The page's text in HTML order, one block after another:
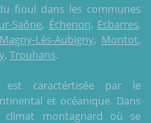
fioul dans les communes
Saône, Échenon, Esbarres,
Magny-Lès-Aubigny, Montot,
, Trouhans.
est caractértisée par le
et océanique. Dans
montagnard où se